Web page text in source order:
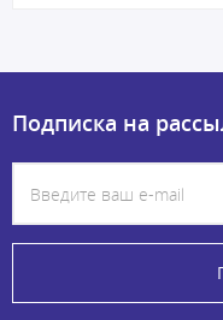
Подписка на